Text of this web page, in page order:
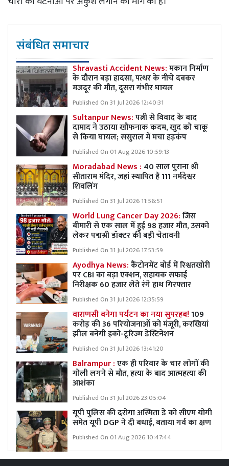
संबंधित समाचार
Shravasti Accident News:मकान निर्माण
के दौरान बड़ा हादसा, पत्थर के नीचे दबकर
मजदूर की मौत, दूसरा गंभीर घायल
Published On 31 Jul 2026 12:40:31
Sultanpur News:पत्नी से विवाद के बाद
दामाद ने उठाया खौफनाक कदम, खुद को चाकू
से किया घायल; ससुराल में मचा हड़कंप
Published On 01 Aug 2026 10:59:13
Moradabad News : 40 साल पुराना श्री
सीताराम मंदिर, जहां स्थापित हैं 111 नर्मदेश्वर
शिवलिंग
Published On 31 Jul 2026 11:56:51
World Lung Cancer Day 2026:जिस
बीमारी से एक साल में हुई 98 हजार मौत, उसको
लेकर पद्मश्री डॉक्टर की बड़ी चेतावनी
Published On 31 Jul 2026 17:53:59
Ayodhya News:कैंटोनमेंट बोर्ड में रिश्वतखोरी
पर CBI का बड़ा एक्शन, सहायक सफाई
निरीक्षक 60 हजार लेते रंगे हाथ गिरफ्तार
Published On 31 Jul 2026 12:35:59
वाराणसी बनेगा पर्यटन का नया सुपरहब!109
करोड़ की 36 परियोजनाओं को मंजूरी, करखियां
झील बनेगी इको-टूरिज्म डेस्टिनेशन
Published On 31 Jul 2026 13:41:20
Balrampur :एक ही परिवार के चार लोगों की
गोली लगने से मौत, हत्या के बाद आत्महत्या की
आशंका
Published On 31 Jul 2026 23:05:04
यूपी पुलिस की दरोगा अस्मिता डे को सीएम योगी
समेत यूपी DGP ने दी बधाई, बताया गर्व का क्षण
Published On 01 Aug 2026 10:47:44